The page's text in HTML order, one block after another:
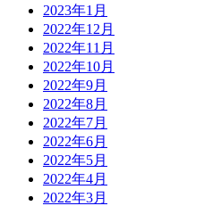
2023年1月
2022年12月
2022年11月
2022年10月
2022年9月
2022年8月
2022年7月
2022年6月
2022年5月
2022年4月
2022年3月